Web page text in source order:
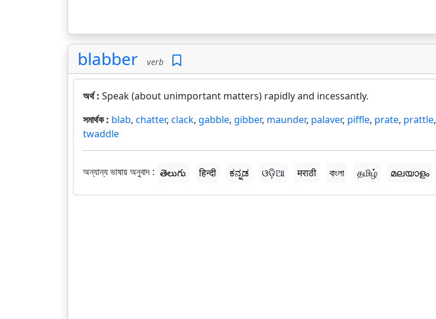
blabber verb
অর্থ : Speak (about unimportant matters) rapidly and incessantly.
সমার্থক : blab, chatter, clack, gabble, gibber, maunder, palaver, piffle, prate, prattle,
twaddle
অন্যান্য ভাষায় অনুবাদ : తెలుగు हिन्दी ಕನ್ನಡ ଓଡ଼ିଆ मराठी বাংলা தமிழ் മലയാളം